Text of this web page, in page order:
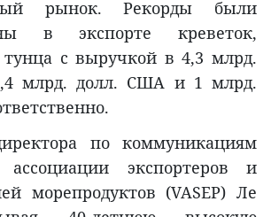
рынок. Рекорды были
в экспорте креветок,
тунца с выручкой в 4,3 млрд.
млрд. долл. США и 1 млрд.
по коммуникациям
ассоциации экспортеров и
морепродуктов (VASEP) Ле